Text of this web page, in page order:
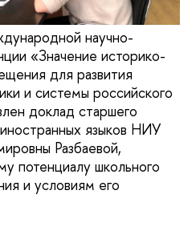
научно-
«Значение историко-
для развития
и системы российского
доклад старшего
языков НИУ
Разбаевой,
потенциалу школьного
и условиям его